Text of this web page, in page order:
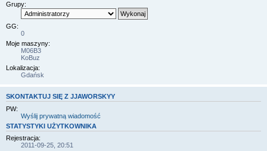
Grupy:
GG:
0
Moje maszyny:
M06B3
KoBuz
Lokalizacja:
Gdańsk
SKONTAKTUJ SIĘ Z JJAWORSKYY
PW:
Wyślij prywatną wiadomość
STATYSTYKI UŻYTKOWNIKA
Rejestracja:
2011-09-25, 20:51